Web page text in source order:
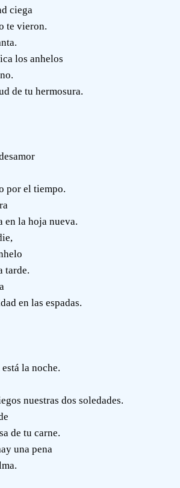
ciega
te vieron.
los anhelos
de tu hermosura.
por el tiempo.
en la hoja nueva.
tarde.
en las espadas.
la noche.
nuestras dos soledades.
de tu carne.
una pena